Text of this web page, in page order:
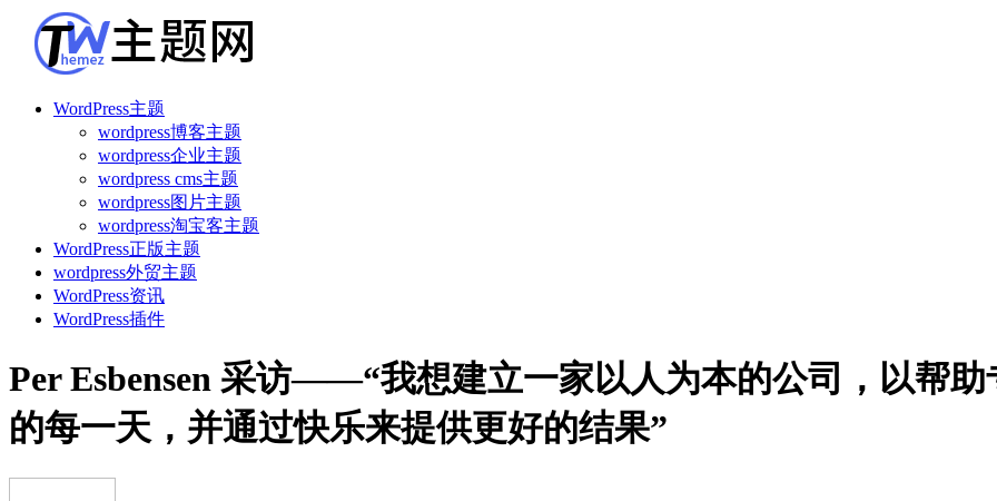
WordPress主题
wordpress博客主题
wordpress企业主题
wordpress cms主题
wordpress图片主题
wordpress淘宝客主题
WordPress正版主题
wordpress外贸主题
WordPress资讯
WordPress插件
Per Esbensen 采访——“我想建立一家以人为本的公司，以帮
的每一天，并通过快乐来提供更好的结果”